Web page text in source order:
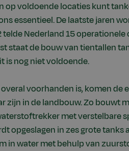
op voldoende locaties kunt
essentieel. De laatste jaren
Nederland 15 operationele
staat de bouw van tientallen
is nog niet voldoende.
voorhanden is, komen de
zijn in de landbouw. Zo bouwt
met verstelbare
opgeslagen in zes grote tanks
in water met behulp van